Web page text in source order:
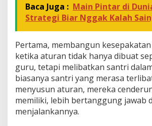
Baca Juga : Main Pintar di
Strategi Biar Nggak Kalah
Pertama, membangun
ketika aturan tidak hanya dibuat
guru, tetapi melibatkan santri
biasanya santri yang merasa
menyusun aturan, mereka
memiliki, lebih bertanggung jawab
menjalankannya.